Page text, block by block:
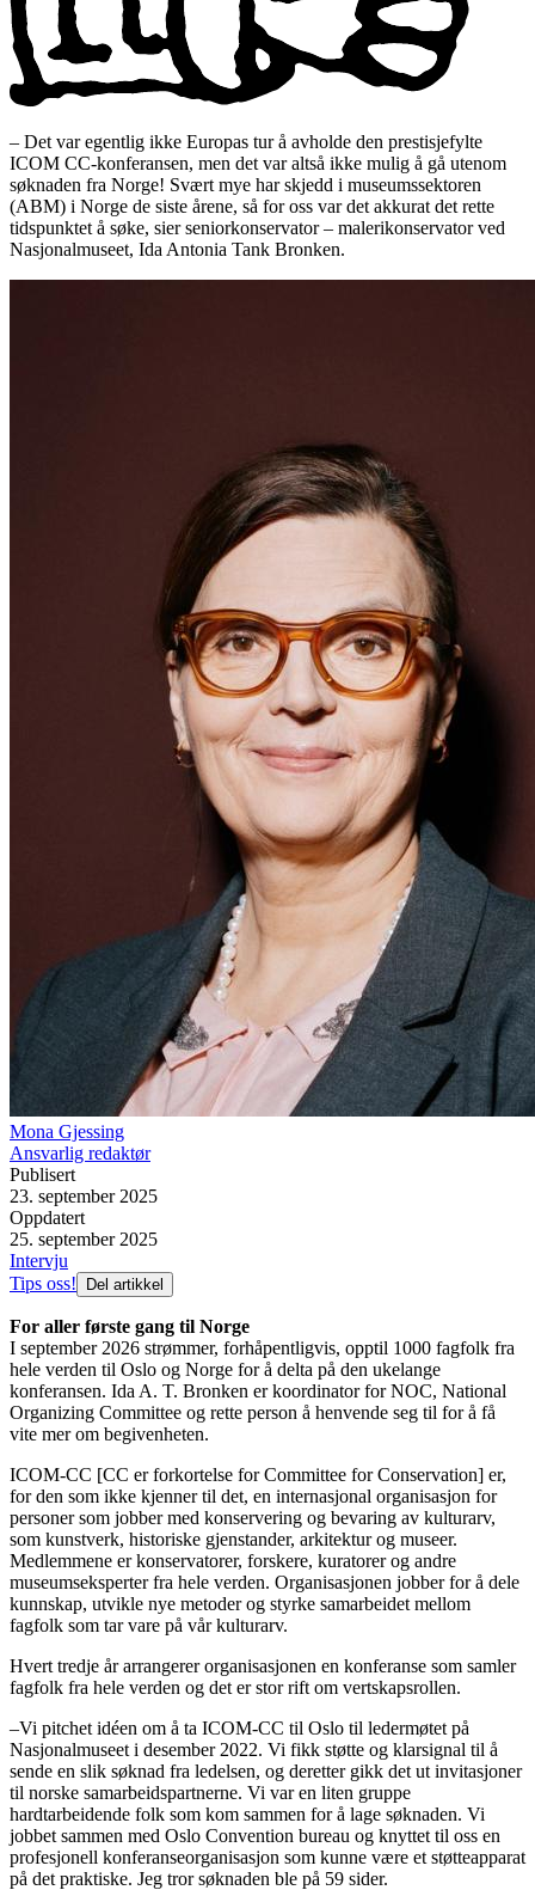
– Det var egentlig ikke Europas tur å avholde den prestisjefylte
ICOM CC-konferansen, men det var altså ikke mulig å gå utenom
søknaden fra Norge! Svært mye har skjedd i museumssektoren
(ABM) i Norge de siste årene, så for oss var det akkurat det rette
tidspunktet å søke, sier seniorkonservator – malerikonservator ved
Nasjonalmuseet, Ida Antonia Tank Bronken.
Mona Gjessing
Ansvarlig redaktør
Publisert
23. september 2025
Oppdatert
25. september 2025
Intervju
Tips oss!
Del artikkel
For aller første gang til Norge
I september 2026 strømmer, forhåpentligvis, opptil 1000 fagfolk fra
hele verden til Oslo og Norge for å delta på den ukelange
konferansen. Ida A. T. Bronken er koordinator for NOC, National
Organizing Committee og rette person å henvende seg til for å få
vite mer om begivenheten.
ICOM-CC [CC er forkortelse for Committee for Conservation] er,
for den som ikke kjenner til det, en internasjonal organisasjon for
personer som jobber med konservering og bevaring av kulturarv,
som kunstverk, historiske gjenstander, arkitektur og museer.
Medlemmene er konservatorer, forskere, kuratorer og andre
museumseksperter fra hele verden. Organisasjonen jobber for å dele
kunnskap, utvikle nye metoder og styrke samarbeidet mellom
fagfolk som tar vare på vår kulturarv.
Hvert tredje år arrangerer organisasjonen en konferanse som samler
fagfolk fra hele verden og det er stor rift om vertskapsrollen.
–Vi pitchet idéen om å ta ICOM-CC til Oslo til ledermøtet på
Nasjonalmuseet i desember 2022. Vi fikk støtte og klarsignal til å
sende en slik søknad fra ledelsen, og deretter gikk det ut invitasjoner
til norske samarbeidspartnerne. Vi var en liten gruppe
hardtarbeidende folk som kom sammen for å lage søknaden. Vi
jobbet sammen med Oslo Convention bureau og knyttet til oss en
profesjonell konferanseorganisasjon som kunne være et støtteapparat
på det praktiske. Jeg tror søknaden ble på 59 sider.